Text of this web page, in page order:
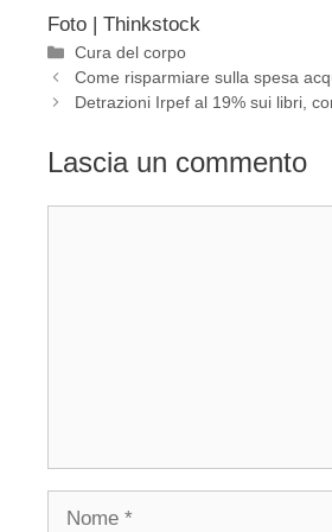
Foto | Thinkstock
Categorie
Cura del corpo
Come risparmiare sulla spesa
Detrazioni Irpef al 19% sui libri,
Lascia un commento